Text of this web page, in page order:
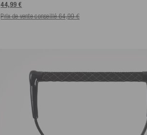
44,99 €
Prix de vente conseillé 64,99 €